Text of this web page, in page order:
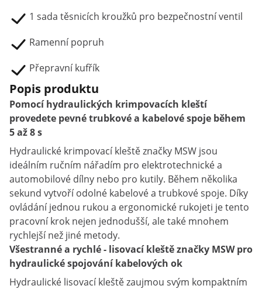
1 sada těsnicích kroužků pro bezpečnostní ventil
Ramenní popruh
Přepravní kufřík
Popis produktu
Pomocí hydraulických krimpovacích kleští
provedete pevné trubkové a kabelové spoje během
5 až 8 s
Hydraulické krimpovací kleště značky MSW jsou
ideálním ručním nářadím pro elektrotechnické a
automobilové dílny nebo pro kutily. Během několika
sekund vytvoří odolné kabelové a trubkové spoje. Díky
ovládání jednou rukou a ergonomické rukojeti je tento
pracovní krok nejen jednodušší, ale také mnohem
rychlejší než jiné metody.
Všestranné a rychlé - lisovací kleště značky MSW pro
hydraulické spojování kabelových ok
Hydraulické lisovací kleště zaujmou svým kompaktním